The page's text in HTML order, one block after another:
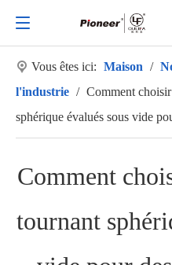
Vous êtes ici: Maison /
l'industrie / Comment
sphérique évalués sous vide
Comment
tournant